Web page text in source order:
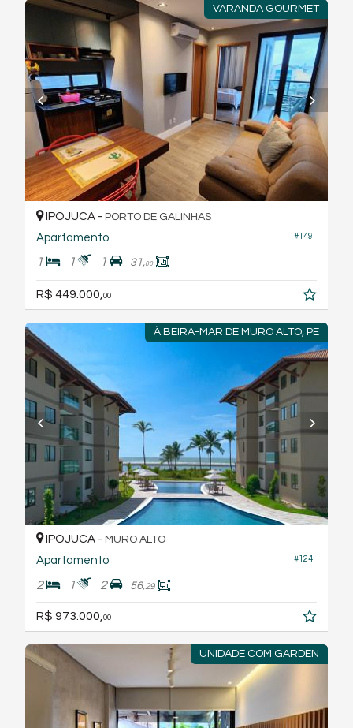
VARANDA GOURMET
#149
IPOJUCA - PORTO DE GALINHAS
Apartamento
1 1 1 31,00
R$ 449.000, 00
À BEIRA-MAR DE MURO ALTO, PE
#124
IPOJUCA - MURO ALTO
Apartamento
2 1 2 56,29
R$ 973.000,00
UNIDADE COM GARDEN